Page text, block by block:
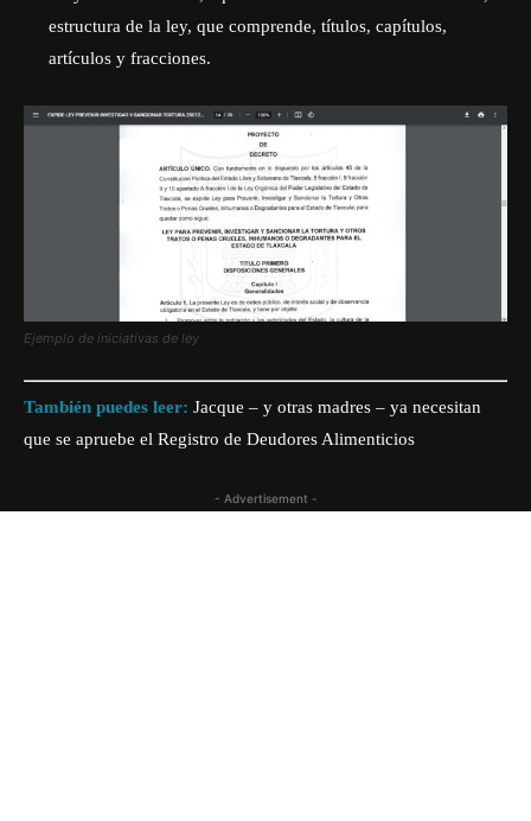
estructura de la ley, que comprende, títulos, capítulos,
artículos y fracciones.
Ejemplo de iniciativas de ley
También puedes leer: Jacque – y otras madres – ya necesitan
que se apruebe el Registro de Deudores Alimenticios
- Advertisement -